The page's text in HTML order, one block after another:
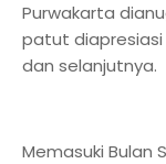
Purwakarta
patut diapresiasi
dan selanjutnya.
Memasuki Bulan